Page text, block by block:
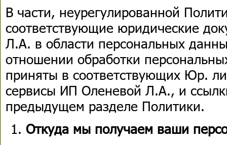
В части, неурегулированной
соответствующие юридические
Л.А. в области персональных
отношении обработки
приняты в соответствующих Юр.
сервисы ИП Оленевой Л.А., и
предыдущем разделе Политики.
Откуда мы получаем ваши